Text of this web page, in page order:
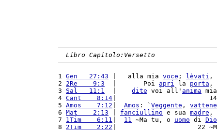
Libro Capitolo:Versetto
1 Gen   27:43 |   alla mia voce ; lèvati ,
2 2Re    9:3
  |       Poi
apri la porta ,
3 Sal   11:1 dite voi all' anima
4 Cant    8:14 |                        14
5 Amos    7:12 Amos : ` Veggente , vattene
6 Mat    2:13 fanciullino e sua madre ,
7 1Tim    6:11 11 ~Ma tu, o uomo di Dio
8 2Tim    2:22 |                     22